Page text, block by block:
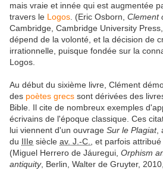
mais vraie et innée qui est augmentée
travers le Logos . (Eric Osborn, Clement
Cambridge, Cambridge University Press,
dépend de la volonté, et la décision de
irrationnelle, puisque fondée sur la
Logos.
Au début du sixième livre, Clément
des poètes grecs sont dérivées des
Bible. Il cite de nombreux exemples
écrivains de l'époque classique. Ces
lui viennent d'un ouvrage Sur le Plagiat,
du IIIe siècle av. J.-C.
, et parfois
(Miguel Herrero de Jáuregui, Orphism
antiquity, Berlin, Walter de Gruyter,